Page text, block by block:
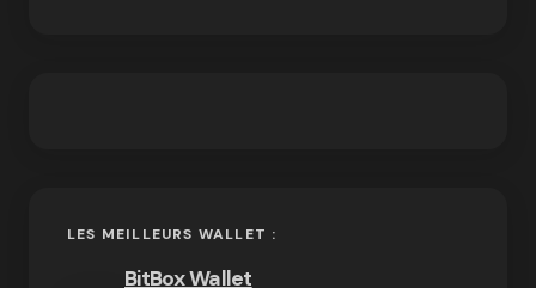
LES MEILLEURS WALLET :
BitBox Wallet